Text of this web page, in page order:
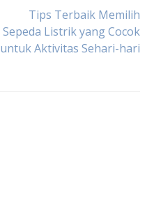
Tips Terbaik Memilih
Sepeda Listrik yang Cocok
untuk Aktivitas Sehari-hari